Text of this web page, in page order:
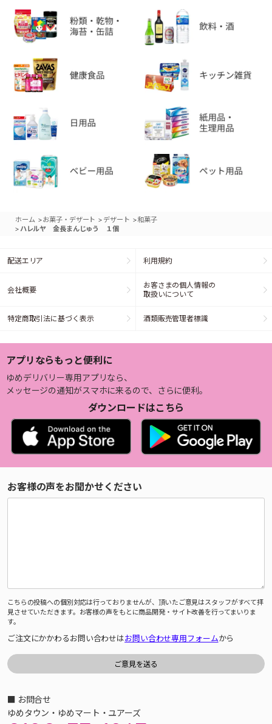
ホーム >お菓子・デザート > デザート >和菓子
> ハレルヤ 金長まんじゅう １個
配送エリア 利用規約
会社概要
お客さまの個人情報の
取扱いについて
特定商取引法に基づく表示 酒類販売管理者標識
アプリならもっと便利に
ゆめデリバリー専用アプリなら、
メッセージの通知がスマホに来るので、さらに便利。
ダウンロードはこちら
お客様の声をお聞かせください
こちらの投稿への個別対応は行っておりませんが、頂いたご意見はスタッフがすべて拝
見させていただきます。お客様の声をもとに商品開発・サイト改善を行ってまいりま
す。
ご注文にかかわるお問い合わせはお問い合わせ専用フォームから
■ お問合せ
ゆめタウン・ゆめマート・ユアーズ